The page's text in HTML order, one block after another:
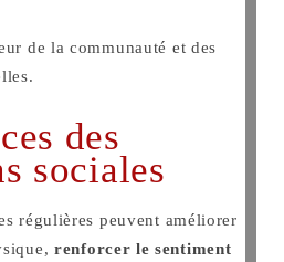
de la communauté et des
des
sociales
régulières peuvent améliorer
renforcer le sentiment